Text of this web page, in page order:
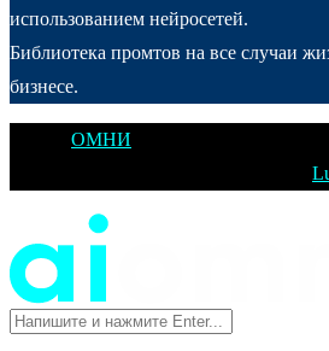
использованием нейросетей.
Библиотека промтов на все случаи
бизнесе.
ОМНИ